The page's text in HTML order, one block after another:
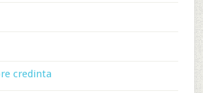
credinta